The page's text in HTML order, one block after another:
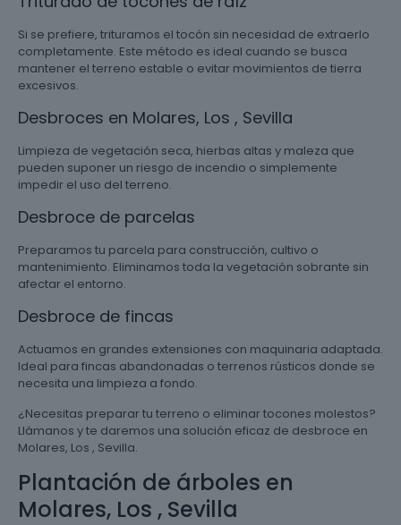
Si se prefiere, trituramos el tocón sin necesidad de extraerlo
completamente. Este método es ideal cuando se busca
mantener el terreno estable o evitar movimientos de tierra
excesivos.
Desbroces en Molares, Los , Sevilla
Limpieza de vegetación seca, hierbas altas y maleza que
pueden suponer un riesgo de incendio o simplemente
impedir el uso del terreno.
Desbroce de parcelas
Preparamos tu parcela para construcción, cultivo o
mantenimiento. Eliminamos toda la vegetación sobrante sin
afectar el entorno.
Desbroce de fincas
Actuamos en grandes extensiones con maquinaria adaptada.
Ideal para fincas abandonadas o terrenos rústicos donde se
necesita una limpieza a fondo.
¿Necesitas preparar tu terreno o eliminar tocones molestos?
Llámanos y te daremos una solución eficaz de desbroce en
Molares, Los , Sevilla.
Plantación de árboles en
Molares, Los , Sevilla